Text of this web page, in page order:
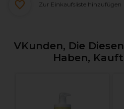
Zur Einkaufsliste hinzufügen
VKunden, Die
Haben,